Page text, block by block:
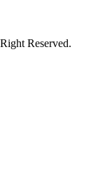
Reserved.